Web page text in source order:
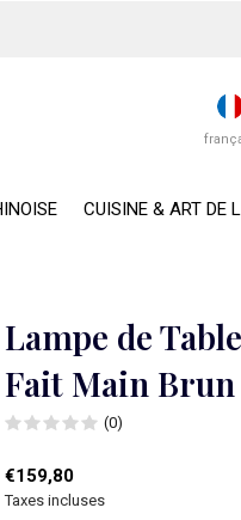
CUISINE & ART DE
Lampe de
Fait Main Brun
(0)
€159,80
Taxes incluses